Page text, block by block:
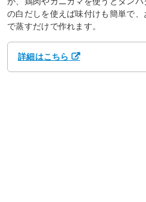
の白だしを使えば味付けも簡単で
で蒸すだけで作れます。
詳細はこちら